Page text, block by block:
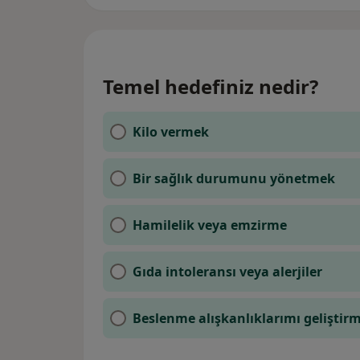
Temel hedefiniz nedir?
Kilo vermek
Bir sağlık durumunu yönetmek
Hamilelik veya emzirme
Gıda intoleransı veya alerjiler
Beslenme alışkanlıklarımı